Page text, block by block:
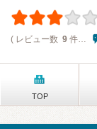
( レビュー数 9 件…
TOP